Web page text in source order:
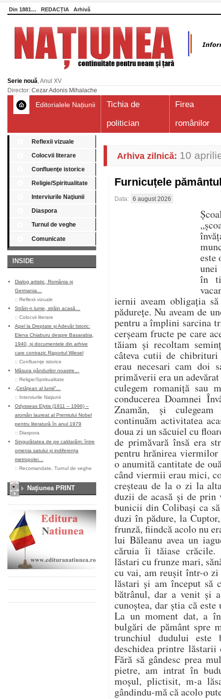
Din 1881… REDACȚIA Arhivă
Serie nouă, Anul XV
Director: Cezar Adonis Mihalache
Editorialele Națiunii
Tichia de
politician
Firea
românilor
Reflexii vizuale
Colocvii literare
Confluenţe istorice
Religie/Spiritualitate
Interviurile Naţiunii
Diaspora
Turnul de veghe
Comunicate
INSIDE
Dialog artistic, România și
Germania…
:: Reflexii vizuale
Străin-n lume, străin acasă…
:: Colocvii literare
Apel la Dreptate și Adevăr Istoric:
Elena Chiaburu despre Basarabia,
1940, și documentele din arhive
care contrazic Raportul Wiesel
:: Confluenţe istorice
Măsura gândurilor noastre…
:: Religie/Spiritualitate
„Cetățean al lumii”…
:: Interviurile Naţiunii
Odysseas Elytis (1911 – 1996) –
aromân laureat al Premiului Nobel
pentru literatură în anul 1979
:: Diaspora
Singurătatea de pe caldarâm: între
omenia satului și indiferența
metropolei…
:: Recomandate Turnul de veghe
Naţiunea PRINT
Arhiva zilnică: 10
Furnicuțele
Data: 6 august 2026
este
unei
în
iernii aveam obligația
pădurețe. Nu aveam de
pentru a împlini sarcina
cerșeam fructe pe care
tăiam și recoltam
câteva cutii de chibrituri
erau necesari cam doi
primăverii era un
culegem romaniță sau
conducerea Doamnei
Znamăn, și
continuăm activitatea
doua zi un săcuiel cu
de primăvară însă era
pentru hrănirea viermilor
o anumită cantitate de
când viermii erau mici,
creșteau de la o zi la
duzii de acasă și de prin
bunicii din Colibași ca
duzi în pădure, la
frunză, fiindcă acolo nu
lui Băleanu avea un
căruia îi tăiase crăcile.
lăstari cu frunze mari,
cu vai, am reușit într-o
lăstari și am început să
bătrânul, dar a venit și
cunoștea, dar știa că
La un moment dat, a
bulgări de pământ spre
trunchiul dudului este
deschidea printre
Fără să gândesc prea
pietre, am intrat în
moșul, plictisit, m-a
gândindu-mă că acolo